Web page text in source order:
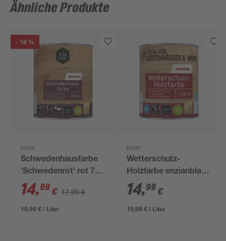
Ähnliche Produkte
- 16 %
toom
Schwedenhausfarbe
'Schwedenrot' rot 750
ml
14,99 € 17,99 €
19,99 € / Liter
toom
Wetterschutz-
Holzfarbe enzianblau
750 ml
14,99 €
19,99 € / Liter